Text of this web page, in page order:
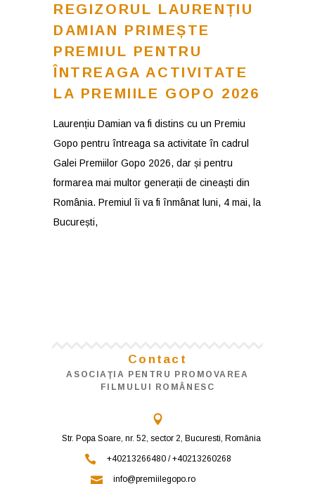
REGIZORUL LAURENȚIU
DAMIAN PRIMEȘTE
PREMIUL PENTRU
ÎNTREAGA ACTIVITATE
LA PREMIILE GOPO 2026
Laurențiu Damian va fi distins cu un Premiu
Gopo pentru întreaga sa activitate în cadrul
Galei Premiilor Gopo 2026, dar și pentru
formarea mai multor generații de cineaști din
România. Premiul îi va fi înmânat luni, 4 mai, la
București,
Contact
ASOCIAŢIA PENTRU PROMOVAREA
FILMULUI ROMÂNESC
Str. Popa Soare, nr. 52, sector 2, Bucuresti, România
+40213266480 / +40213260268
info@premiilegopo.ro